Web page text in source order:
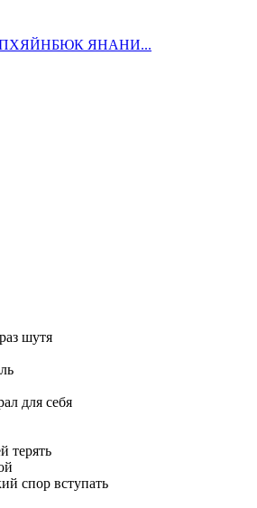
шутя
для себя
теpять
споp вступать